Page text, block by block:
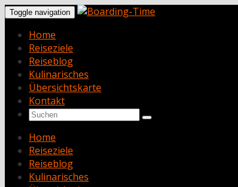
Toggle navigation
Home
Reiseziele
Reiseblog
Kulinarisches
Übersichtskarte
Kontakt
Home
Reiseziele
Reiseblog
Kulinarisches